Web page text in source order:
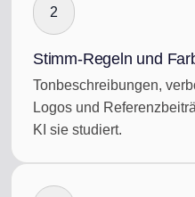
2
Stimm-Regeln und
Tonbeschreibungen,
Logos und
KI sie studiert.